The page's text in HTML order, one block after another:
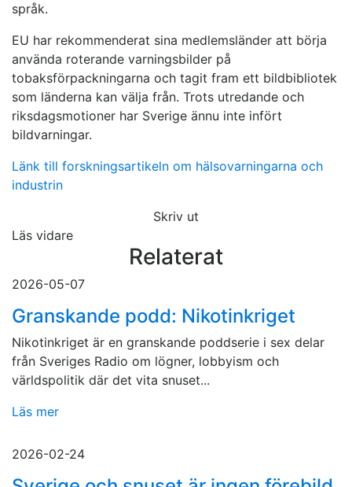
språk.
EU har rekommenderat sina medlemsländer att börja
använda roterande varningsbilder på
tobaksförpackningarna och tagit fram ett bildbibliotek
som länderna kan välja från. Trots utredande och
riksdagsmotioner har Sverige ännu inte infört
bildvarningar.
Länk till forskningsartikeln om hälsovarningarna och
industrin
Skriv ut
Läs vidare
Relaterat
2026-05-07
Granskande podd: Nikotinkriget
Nikotinkriget är en granskande poddserie i sex delar
från Sveriges Radio om lögner, lobbyism och
världspolitik där det vita snuset...
Läs mer
2026-02-24